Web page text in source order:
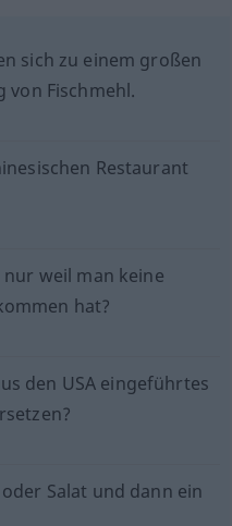
sich zu einem großen
von Fischmehl.
Restaurant
weil man keine
hat?
den USA eingeführtes
Salat und dann ein